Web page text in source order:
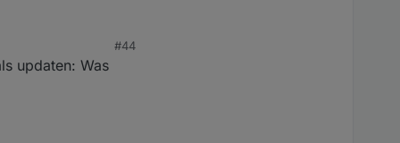
Haupt-Tree beisst ...#44
updaten: Was